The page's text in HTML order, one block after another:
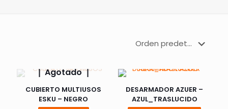
Agotado
CUBIERTO MULTIUSOS
ESKU – NEGRO
DESARMADOR AZUER –
AZUL_TRASLUCIDO